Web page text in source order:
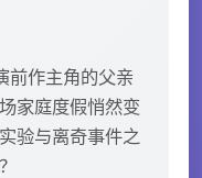
前作主角的父亲
家庭度假悄然变
验与离奇事件之